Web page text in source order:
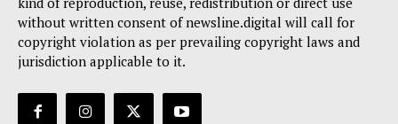
without written consent of newsline.digital will call for
copyright violation as per prevailing copyright laws and
jurisdiction applicable to it.